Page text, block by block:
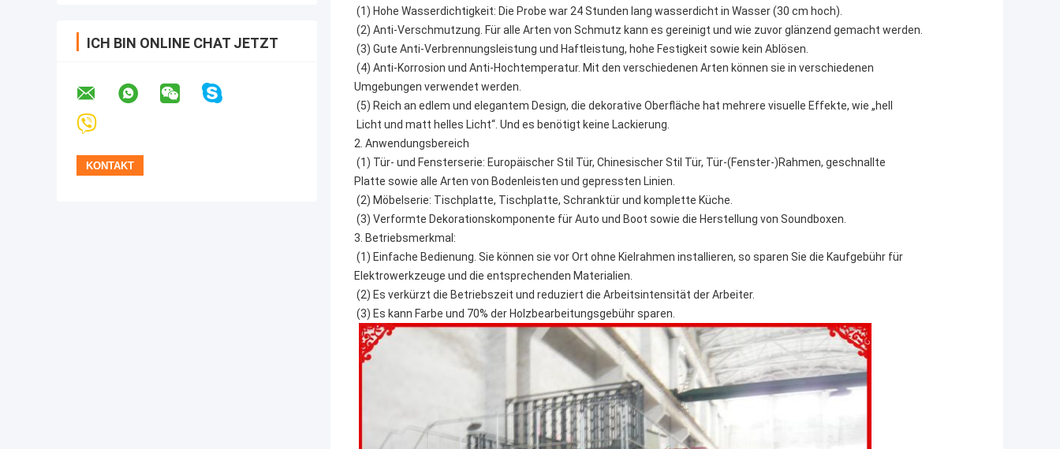
ICH BIN ONLINE CHAT JETZT
(1) Hohe Wasserdichtigkeit: Die Probe war 24 Stunden lang wasserdicht in Wasser (30 cm hoch).
(2) Anti-Verschmutzung. Für alle Arten von Schmutz kann es gereinigt und wie zuvor glänzend gemacht werden.
(3) Gute Anti-Verbrennungsleistung und Haftleistung, hohe Festigkeit sowie kein Ablösen.
(4) Anti-Korrosion und Anti-Hochtemperatur. Mit den verschiedenen Arten können sie in verschiedenen
Umgebungen verwendet werden.
(5) Reich an edlem und elegantem Design, die dekorative Oberfläche hat mehrere visuelle Effekte, wie „hell
Licht und matt helles Licht“. Und es benötigt keine Lackierung.
2. Anwendungsbereich
(1) Tür- und Fensterserie: Europäischer Stil Tür, Chinesischer Stil Tür, Tür-(Fenster-)Rahmen, geschnallte
Platte sowie alle Arten von Bodenleisten und gepressten Linien.
(2) Möbelserie: Tischplatte, Tischplatte, Schranktür und komplette Küche.
(3) Verformte Dekorationskomponente für Auto und Boot sowie die Herstellung von Soundboxen.
3. Betriebsmerkmal:
(1) Einfache Bedienung. Sie können sie vor Ort ohne Kielrahmen installieren, so sparen Sie die Kaufgebühr für
Elektrowerkzeuge und die entsprechenden Materialien.
(2) Es verkürzt die Betriebszeit und reduziert die Arbeitsintensität der Arbeiter.
(3) Es kann Farbe und 70% der Holzbearbeitungsgebühr sparen.